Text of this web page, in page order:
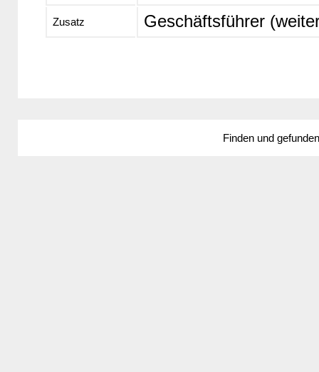
Zusatz Geschäftsführer
Finden und